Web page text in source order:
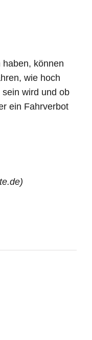
können
wie hoch
wird und ob
ein Fahrverbot